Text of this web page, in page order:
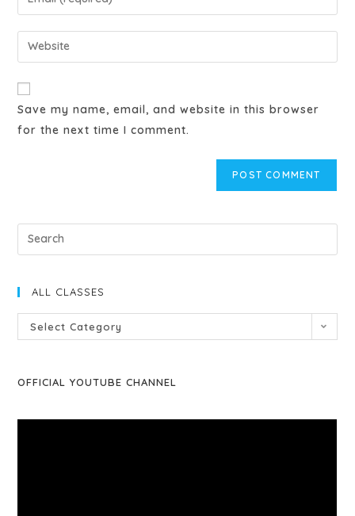
Save my name, email, and website in this browser
for the next time I comment.
ALL CLASSES
Select Category
OFFICIAL YOUTUBE CHANNEL